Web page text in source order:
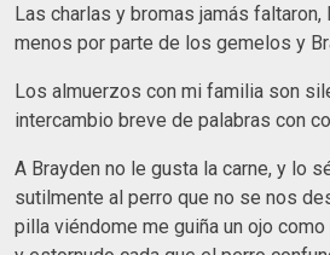
Las charlas y bromas jamás faltaron,
menos por parte de los gemelos y
Los almuerzos con mi familia son
intercambio breve de palabras con
A Brayden no le gusta la carne, y lo
sutilmente al perro que no se nos
pilla viéndome me guiña un ojo